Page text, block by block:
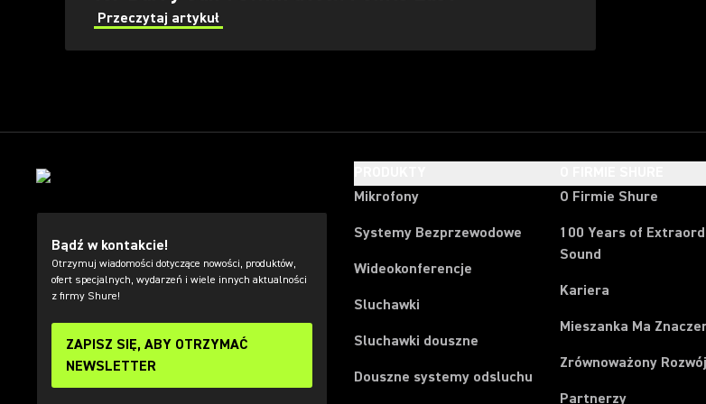
Przeczytaj artykuł
Bądź w kontakcie!
Otrzymuj wiadomości dotyczące nowości, produktów,
ofert specjalnych, wydarzeń i wiele innych aktualności
z firmy Shure!
ZAPISZ SIĘ, ABY OTRZYMAĆ
NEWSLETTER
Mikrofony
Systemy Bezprzewodowe
Wideokonferencje
Sluchawki
Sluchawki douszne
Douszne systemy odsluchu
O Firmie Shure
100 Years of
Sound
Kariera
Mieszanka Ma
Zrównoważony Rozwój
Partnerzy